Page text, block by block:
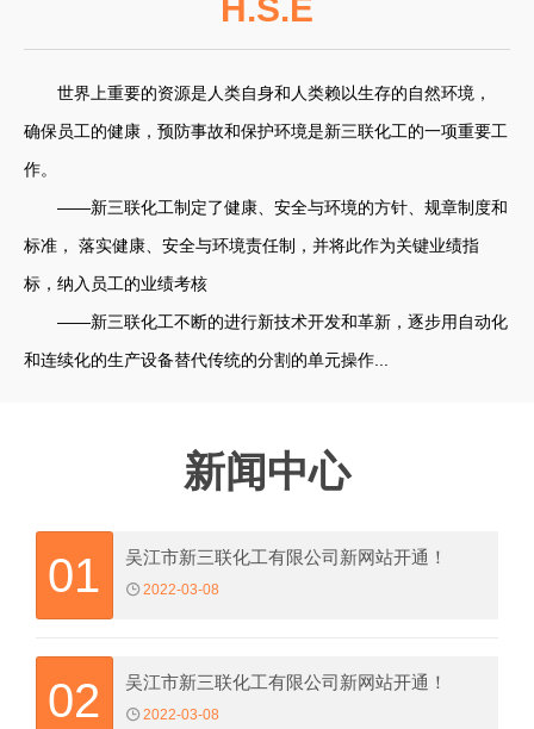
H.S.E
世界上重要的资源是人类自身和人类赖以生存的自然环境，
确保员工的健康，预防事故和保护环境是新三联化工的一项重要工
作。
——新三联化工制定了健康、安全与环境的方针、规章制度和
标准， 落实健康、安全与环境责任制，并将此作为关键业绩指
标，纳入员工的业绩考核
——新三联化工不断的进行新技术开发和革新，逐步用自动化
和连续化的生产设备替代传统的分割的单元操作...
新闻中心
01 吴江市新三联化工有限公司新网站开通！
2022-03-08
02 吴江市新三联化工有限公司新网站开通！
2022-03-08